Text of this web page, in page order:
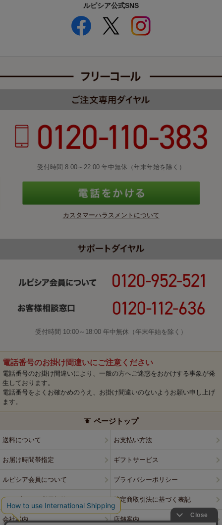
ルピシア公式SNS
受付時間 8:00～22:00 年中無休（年末年始を除く）
カスタマーハラスメントについて
受付時間 10:00～18:00 年中無休（年末年始を除く）
電話番号のお掛け間違いにご注意ください
電話番号のお掛け間違いにより、一般の方へご迷惑をおかけする事象が発
生しております。
電話番号をよくお確かめのうえ、お掛け間違いのないようお願い申し上げ
ます。
ページトップ
送料について お支払い方法
お届け時間帯指定 ギフトサービス
ルピシア会員について プライバシーポリシー
ウェブサイト利用規約 特定商取引法に基づく表記
会社案内 店舗案内